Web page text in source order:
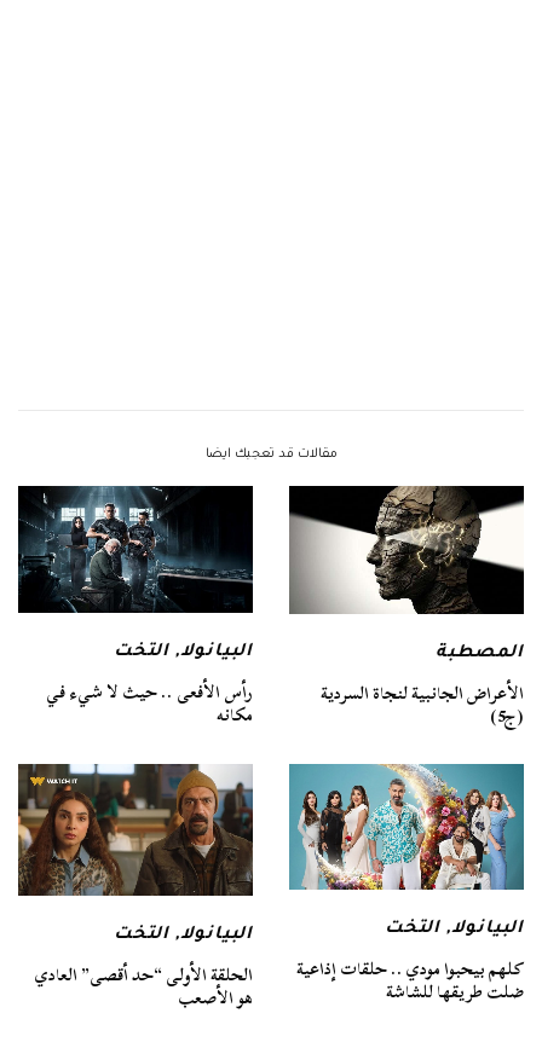
مقالات قد تعجبك ايضا
المصطبة
الأعراض الجانبية لنجاة السردية
(ج5)
البيانولا,التخت
رأس الأفعى .. حيث لا شيء في
مكانه
البيانولا,التخت
كلهم بيحبوا مودي .. حلقات إذاعية
ضلت طريقها للشاشة
البيانولا,التخت
الحلقة الأولى “حد أقصى” العادي
هو الأصعب